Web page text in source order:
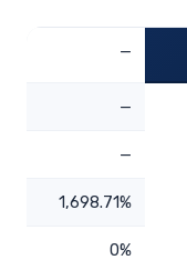
—
—
—
1,698.71%
0%